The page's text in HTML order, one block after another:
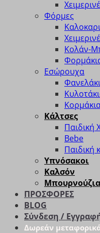
Φόρμες
Κολάν-
Εσώρουχα
Κάλτσες
Παιδική
Bebe
Παιδική
Υπνόσακοι
Καλσόν
Μπουρνούζια
ΠΡΟΣΦΟΡΕΣ
BLOG
Σύνδεση /
Δωρεάν